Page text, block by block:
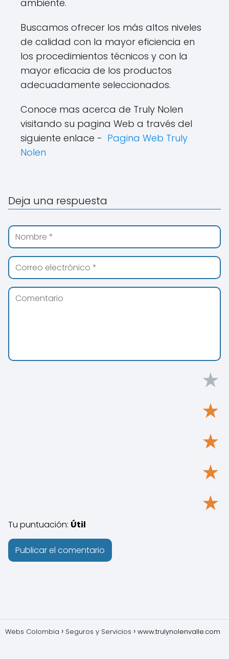
ambiente.
Buscamos ofrecer los más altos niveles
de calidad con la mayor eficiencia en
los procedimientos técnicos y con la
mayor eficacia de los productos
adecuadamente seleccionados.
Conoce mas acerca de Truly Nolen
visitando su pagina Web a través del
siguiente enlace - Pagina Web Truly
Nolen
Deja una respuesta
★
★
★
★
★
Tu puntuación: Útil
Webs Colombia Seguros y Servicios www.trulynolenvalle.com